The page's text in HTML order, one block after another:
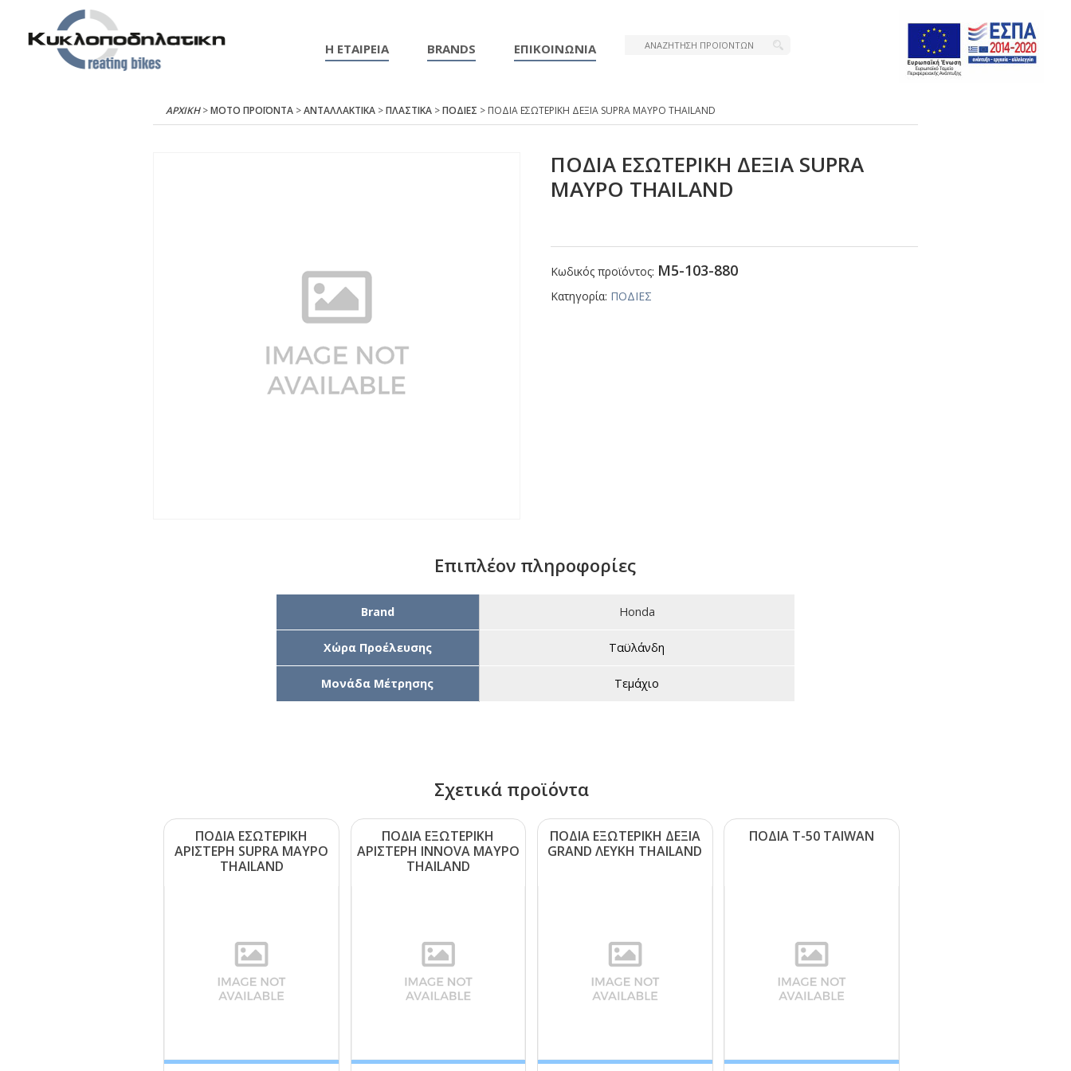
Η ΕΤΑΙΡΕΙΑ BRANDS ΕΠΙΚΟΙΝΩΝΙΑ
ΑΡΧΙΚΉ>ΜΟΤΟ ΠΡΟΪΟΝΤΑ>ΑΝΤΑΛΛΑΚΤΙΚΑ>ΠΛΑΣΤΙΚΑ>ΠΟΔΙΕΣ > ΠΟΔΙΑ ΕΣΩΤΕΡΙΚΗ ΔΕΞΙΑ SUΡRΑ ΜΑΥΡΟ ΤΗΑΙLΑΝD
ΠΟΔΙΑ ΕΣΩΤΕΡΙΚΗ ΔΕΞΙΑ SUΡRΑ
ΜΑΥΡΟ ΤΗΑΙLΑΝD
Κωδικός προϊόντος: Μ5-103-880
Κατηγορία: ΠΟΔΙΕΣ
Επιπλέον πληροφορίες
Brand Honda
Χώρα Προέλευσης Ταϋλάνδη
Μονάδα Μέτρησης Τεμάχιο
Σχετικά προϊόντα
ΠΟΔΙΑ ΕΣΩΤΕΡΙΚΗ
ΑΡΙΣΤΕΡΗ SUΡRΑ ΜΑΥΡΟ
ΤΗΑΙLΑΝD
ΠΟΔΙΑ ΕΞΩΤΕΡΙΚΗ
ΑΡΙΣΤΕΡΗ ΙΝΝΟVΑ ΜΑΥΡΟ
ΤΗΑΙLΑΝD
ΠΟΔΙΑ ΕΞΩΤΕΡΙΚΗ ΔΕΞΙΑ
GRΑΝD ΛΕΥΚΗ ΤΗΑΙLΑΝD
ΠΟΔΙΑ Τ-50 ΤΑΙWΑΝ